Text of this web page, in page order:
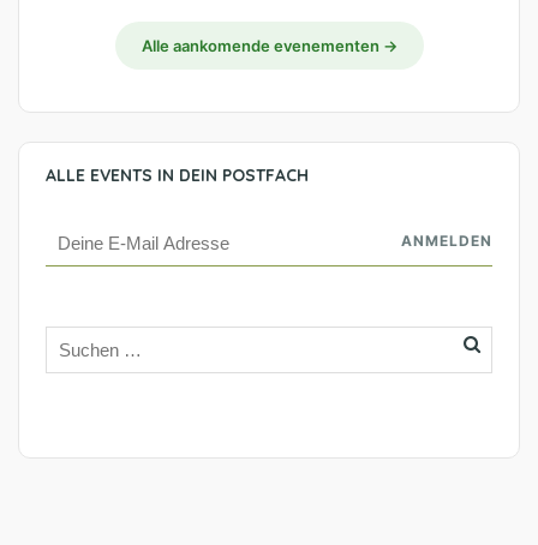
Alle aankomende evenementen →
ALLE EVENTS IN DEIN POSTFACH